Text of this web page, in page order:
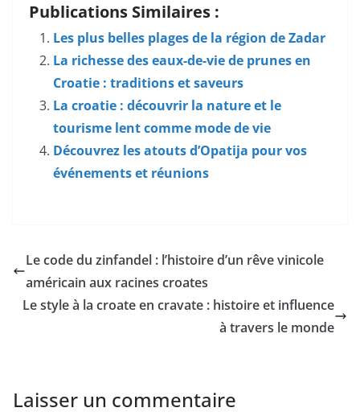
Publications Similaires :
Les plus belles plages de la région de Zadar
La richesse des eaux-de-vie de prunes en
Croatie : traditions et saveurs
La croatie : découvrir la nature et le
tourisme lent comme mode de vie
Découvrez les atouts d’Opatija pour vos
événements et réunions
Le code du zinfandel : l’histoire d’un rêve vinicole
américain aux racines croates
Le style à la croate en cravate : histoire et influence
à travers le monde
Laisser un commentaire